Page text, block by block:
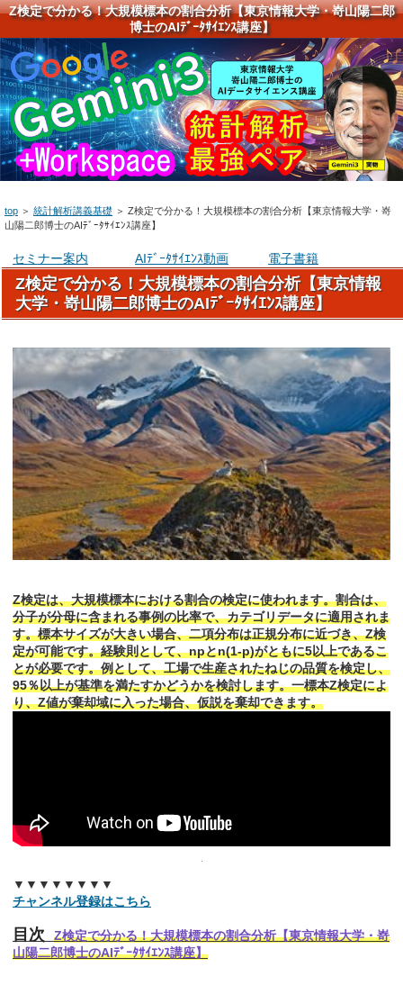
Z検定で分かる！大規模標本の割合分析【東京情報大学・嵜山陽二郎
博士のAIﾃﾞｰﾀｻｲｴﾝｽ講座】
top ＞ 統計解析講義基礎 ＞ Z検定で分かる！大規模標本の割合分析【東京情報大学・嵜
山陽二郎博士のAIﾃﾞｰﾀｻｲｴﾝｽ講座】
セミナー案内 AIﾃﾞｰﾀｻｲｴﾝｽ動画 電子書籍
Z検定で分かる！大規模標本の割合分析【東京情報
大学・嵜山陽二郎博士のAIﾃﾞｰﾀｻｲｴﾝｽ講座】
Z検定は、大規模標本における割合の検定に使われます。割合は、
分子が分母に含まれる事例の比率で、カテゴリデータに適用されま
す。標本サイズが大きい場合、二項分布は正規分布に近づき、Z検
定が可能です。経験則として、npとn(1-p)がともに5以上であるこ
とが必要です。例として、工場で生産されたねじの品質を検定し、
95％以上が基準を満たすかどうかを検討します。一標本Z検定によ
り、Z値が棄却域に入った場合、仮説を棄却できます。
▼▼▼▼▼▼▼▼
チャンネル登録はこちら
目次
Z検定で分かる！大規模標本の割合分析【東京情報大学・嵜
山陽二郎博士のAIﾃﾞｰﾀｻｲｴﾝｽ講座】